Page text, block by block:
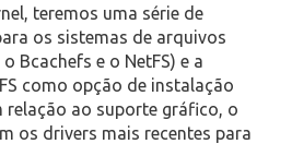
teremos uma série de
os sistemas de arquivos
Bcachefs e o NetFS) e a
como opção de instalação
relação ao suporte gráfico, o
os drivers mais recentes para